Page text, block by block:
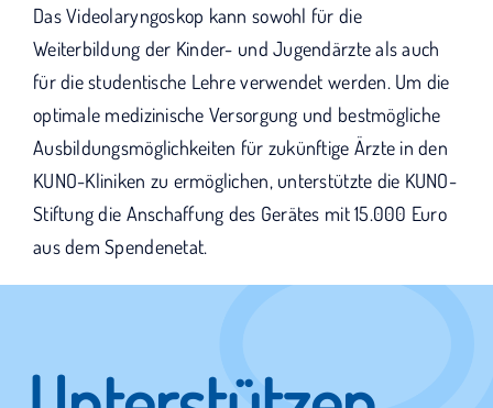
Das Videolaryngoskop kann sowohl für die
Weiterbildung der Kinder- und Jugendärzte als auch
für die studentische Lehre verwendet werden. Um die
optimale medizinische Versorgung und bestmögliche
Ausbildungsmöglichkeiten für zukünftige Ärzte in den
KUNO-Kliniken zu ermöglichen, unterstützte die KUNO-
Stiftung die Anschaffung des Gerätes mit 15.000 Euro
aus dem Spendenetat.